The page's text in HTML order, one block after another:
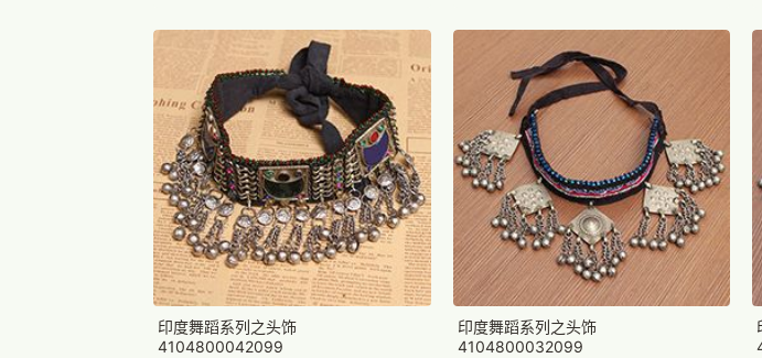
印度舞蹈系列之头饰
4104800042099
印度舞蹈系列之头饰
4104800032099